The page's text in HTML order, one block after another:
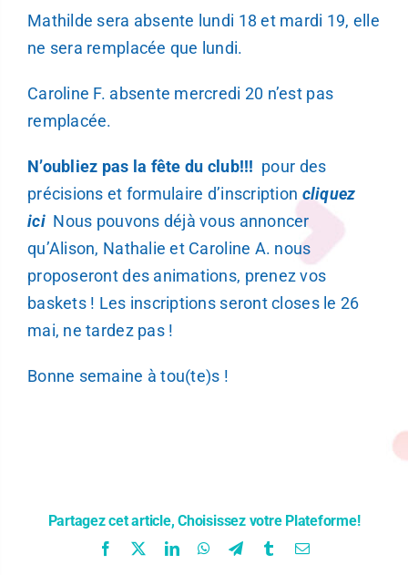
Mathilde sera absente lundi 18 et mardi 19, elle
ne sera remplacée que lundi.
Caroline F. absente mercredi 20 n’est pas
remplacée.
N’oubliez pas la fête du club!!! pour des
précisions et formulaire d’inscription cliquez
iciNous pouvons déjà vous annoncer
qu’Alison, Nathalie et Caroline A. nous
proposeront des animations, prenez vos
baskets ! Les inscriptions seront closes le 26
mai, ne tardez pas !
Bonne semaine à tou(te)s !
Partagez cet article, Choisissez votre Plateforme!
Facebook LinkedInWhatsApp
TelegramTumblrEmail